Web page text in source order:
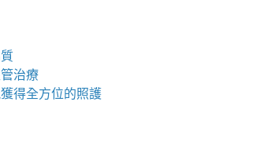
治療
得全方位的照護